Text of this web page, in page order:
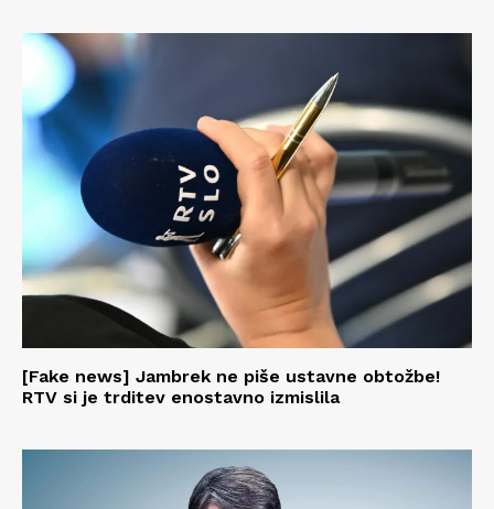
[Fake news] Jambrek ne piše ustavne obtožbe!
RTV si je trditev enostavno izmislila